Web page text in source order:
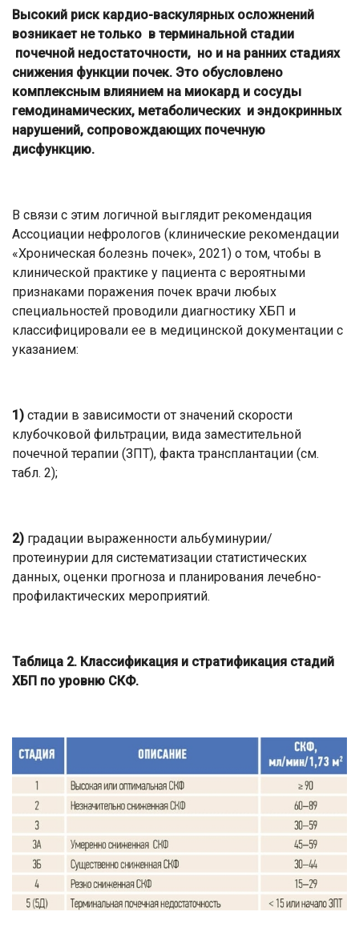
Высокий риск кардио-васкулярных осложнений
возникает не только в терминальной стадии
почечной недостаточности, но и на ранних стадиях
снижения функции почек. Это обусловлено
комплексным влиянием на миокард и сосуды
гемодинамических, метаболических и эндокринных
нарушений, сопровождающих почечную
дисфункцию.
В связи с этим логичной выглядит рекомендация
Ассоциации нефрологов (клинические рекомендации
«Хроническая болезнь почек», 2021) о том, чтобы в
клинической практике у пациента с вероятными
признаками поражения почек врачи любых
специальностей проводили диагностику ХБП и
классифицировали ее в медицинской документации с
указанием:
1) стадии в зависимости от значений скорости
клубочковой фильтрации, вида заместительной
почечной терапии (ЗПТ), факта трансплантации (см.
табл. 2);
2) градации выраженности альбуминурии/
протеинурии для систематизации статистических
данных, оценки прогноза и планирования лечебно-
профилактических мероприятий.
Таблица 2. Классификация и стратификация стадий
ХБП по уровню СКФ.